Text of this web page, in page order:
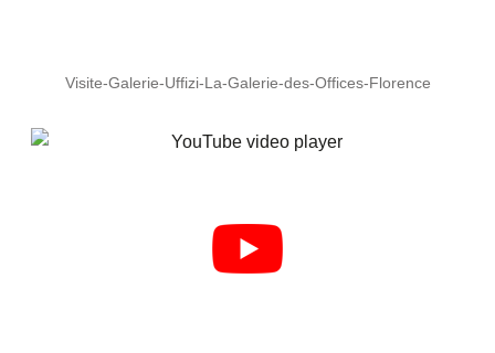
Visite-Galerie-Uffizi-La-Galerie-des-Offices-Florence